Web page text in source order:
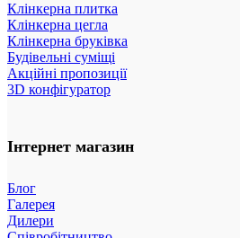
Клінкерна плитка
Клінкерна цегла
Клінкерна бруківка
Будівельні суміщі
Акційні пропозиції
3D конфігуратор
Інтернет магазин
Блог
Галерея
Дилери